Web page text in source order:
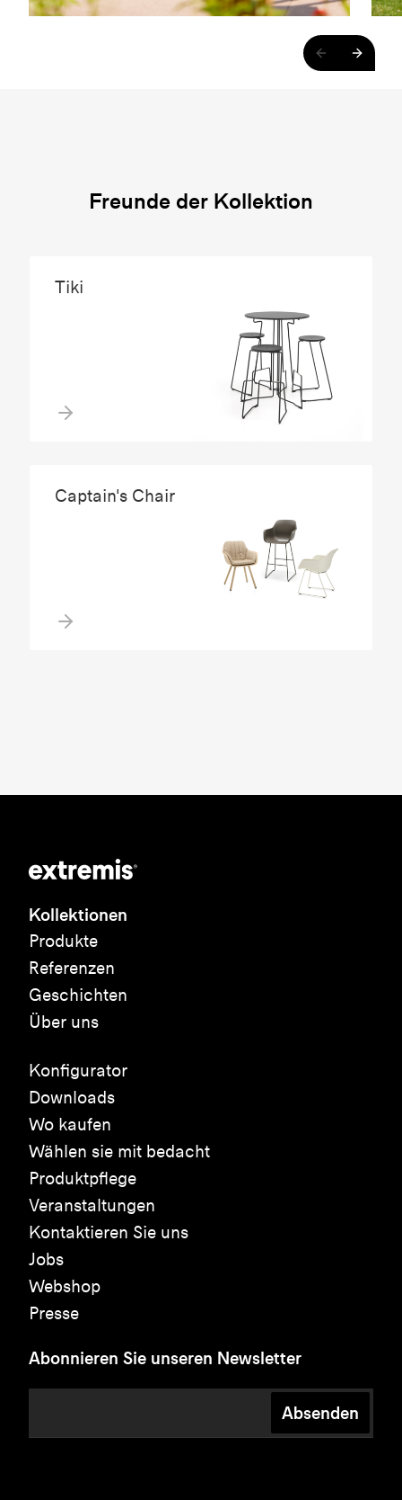
Freunde der Kollektion
Tiki
Captain's Chair
Kollektionen
Produkte
Referenzen
Geschichten
Über uns
Konfigurator
Downloads
Wo kaufen
Wählen sie mit bedacht
Produktpflege
Veranstaltungen
Kontaktieren Sie uns
Jobs
Webshop
Presse
Abonnieren Sie unseren Newsletter
Absenden